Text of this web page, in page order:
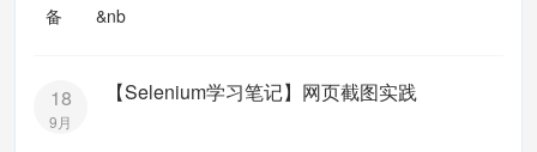
备 &nb
18
9月
【Selenium学习笔记】网页截图实践